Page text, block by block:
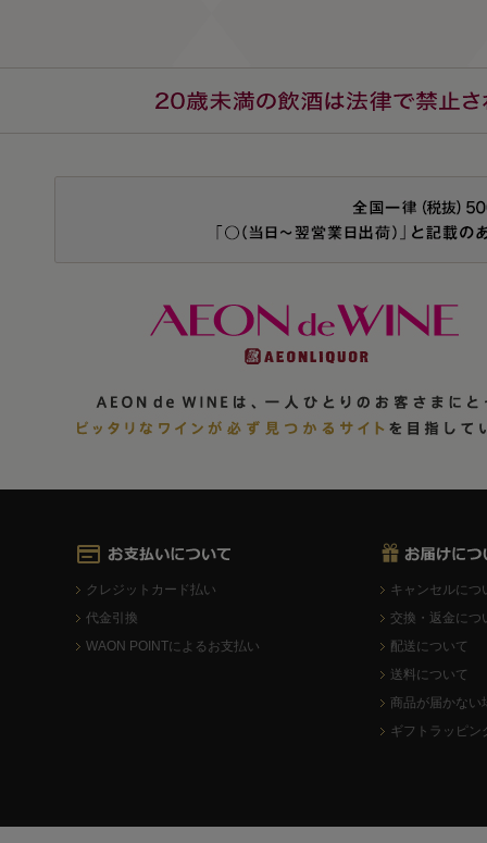
クレジットカード払い
代金引換
WAON POINTによるお支払い
キャンセルにつ
交換・返金につ
配送について
送料について
商品が届かない
ギフトラッピン